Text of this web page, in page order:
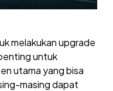
melakukan upgrade
untuk
utama yang bisa
masing dapat